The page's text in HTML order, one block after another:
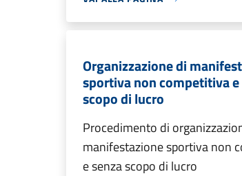
Organizzazione di
sportiva non competitiva e
scopo di lucro
Procedimento di
manifestazione sportiva non
e senza scopo di lucro